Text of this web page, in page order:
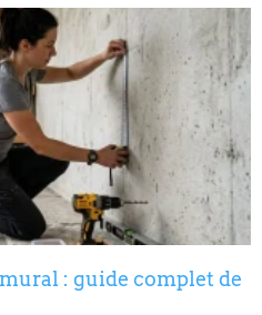
: guide complet de